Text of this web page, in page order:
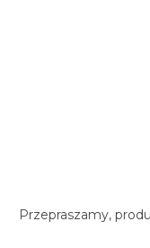
Przepraszamy,